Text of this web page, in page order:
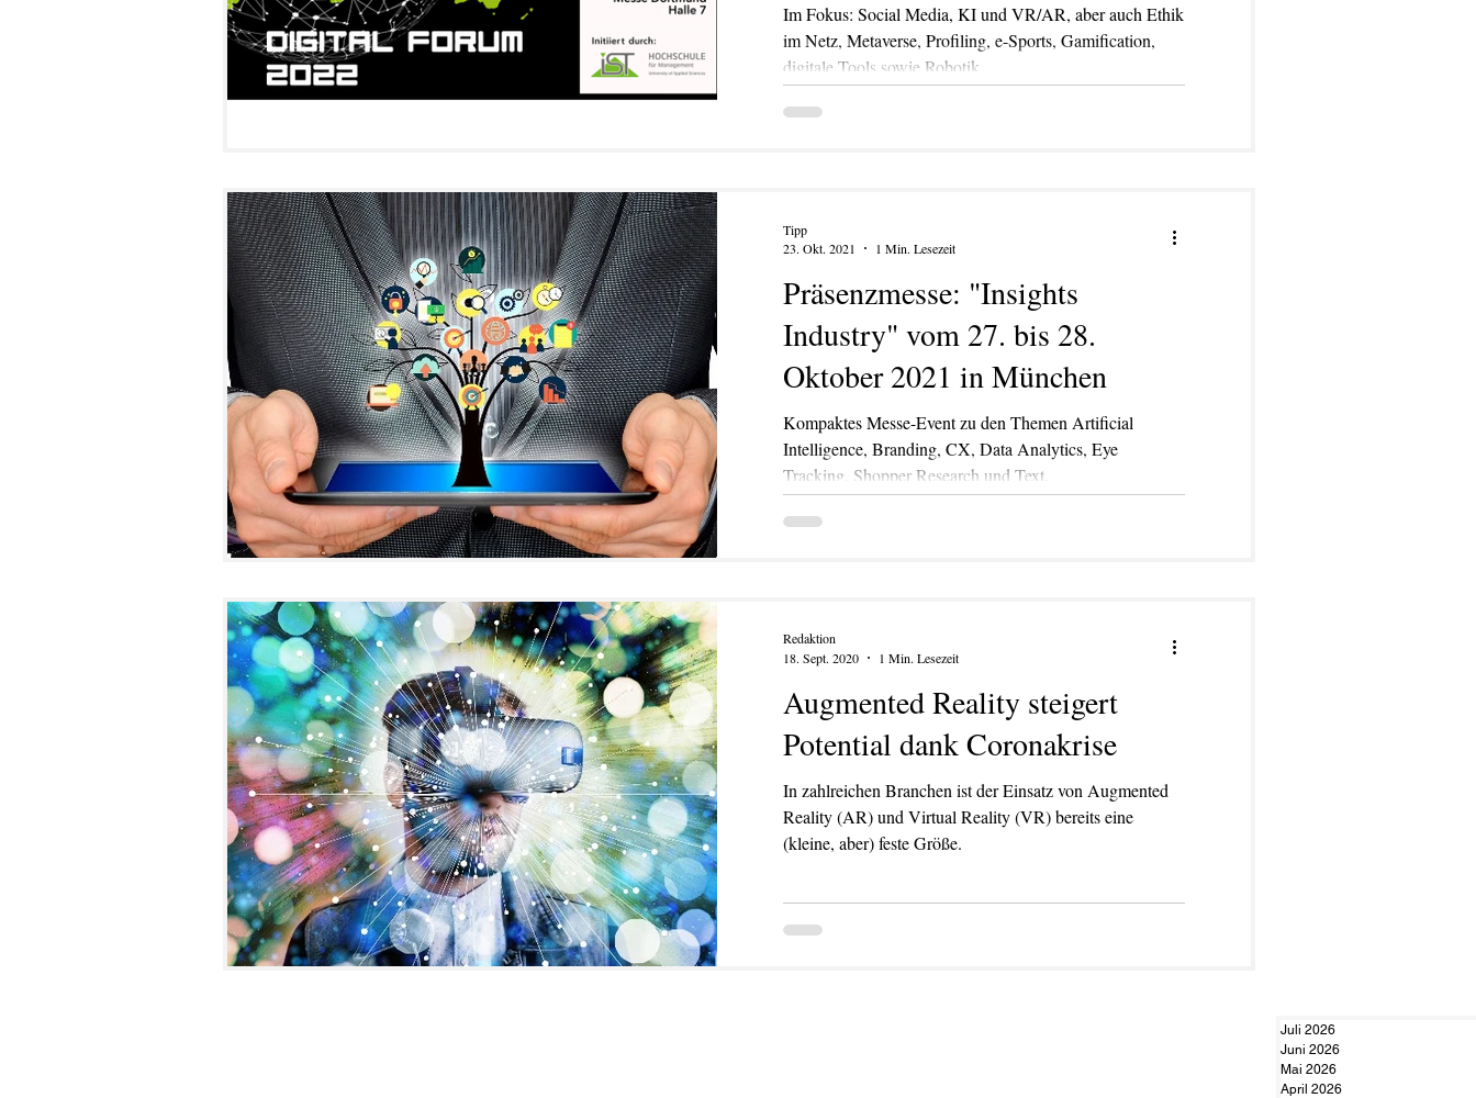
Im Fokus: Social Media, KI und VR/AR, aber auch Ethik
im Netz, Metaverse, Profiling, e-Sports, Gamification,
digitale Tools sowie Robotik.
Präsenzmesse: "Insights
Industry" vom 27. bis 28.
Oktober 2021 in München
Kompaktes Messe-Event zu den Themen Artificial
Intelligence, Branding, CX, Data Analytics, Eye
Tracking, Shopper Research und Text.
Tipp
23. Okt. 2021
1 Min. Lesezeit
Augmented Reality steigert
Potential dank Coronakrise
In zahlreichen Branchen ist der Einsatz von Augmented
Reality (AR) und Virtual Reality (VR) bereits eine
(kleine, aber) feste Größe.
Redaktion
18. Sept. 2020
1 Min. Lesezeit
Juli 2026
Juni 2026
Mai 2026
April 2026